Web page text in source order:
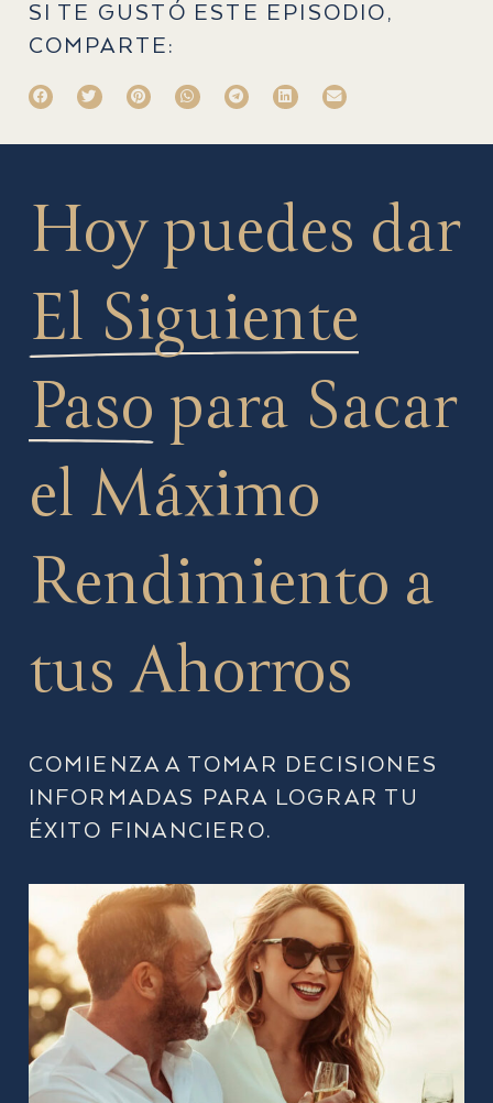
SI TE GUSTÓ ESTE EPISODIO,
COMPARTE:
Hoy puedes dar
El Siguiente
Paso para Sacar
el Máximo
Rendimiento a
tus Ahorros
COMIENZA A TOMAR DECISIONES
INFORMADAS PARA LOGRAR TU
ÉXITO FINANCIERO.